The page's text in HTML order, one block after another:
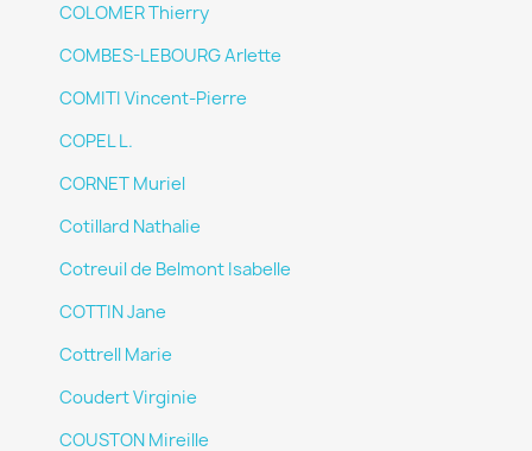
COLOMER Thierry
COMBES-LEBOURG Arlette
COMITI Vincent-Pierre
COPEL L.
CORNET Muriel
Cotillard Nathalie
Cotreuil de Belmont Isabelle
COTTIN Jane
Cottrell Marie
Coudert Virginie
COUSTON Mireille